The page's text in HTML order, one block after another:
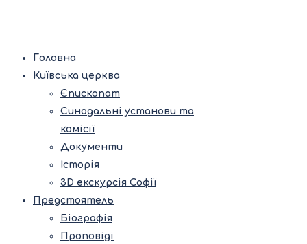
Головна
Київська церква
Єпископат
Синодальні установи та
комісії
Документи
Історія
3D екскурсія Софії
Предстоятель
Біографія
Проповіді